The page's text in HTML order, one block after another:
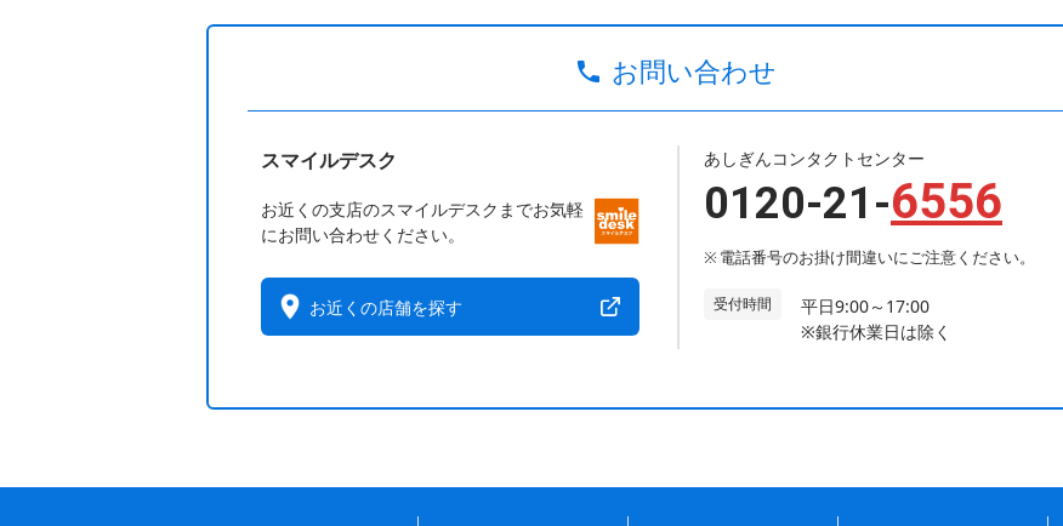
お問い合わせ
スマイルデスク
お近くの支店のスマイルデスクまでお気軽
にお問い合わせください。
お近くの店舗を探す
あしぎんコンタクトセンター
0120-21-6556
電話番号のお掛け間違いにご注意ください。
受付時間
平日9:00～17:00
※銀行休業日は除く